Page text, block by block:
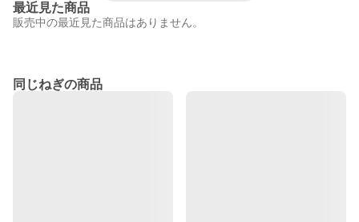
最近見た商品
販売中の最近見た商品はありません。
同じねぎの商品